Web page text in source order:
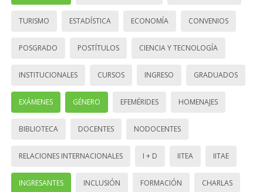
TURISMO ESTADÍSTICA ECONOMÍA CONVENIOS
POSGRADO POSTÍTULOS CIENCIA Y TECNOLOGÍA
INSTITUCIONALES CURSOS INGRESO GRADUADOS
EXÁMENES GÉNERO EFEMÉRIDES HOMENAJES
BIBLIOTECA DOCENTES NODOCENTES
RELACIONES INTERNACIONALES I + D IITEA IITAE
INGRESANTES INCLUSIÓN FORMACIÓN CHARLAS